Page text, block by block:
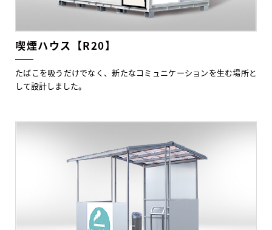
喫煙ハウス【R20】
たばこを吸うだけでなく、新たなコミュニケーションを生む場所と
して設計しました。